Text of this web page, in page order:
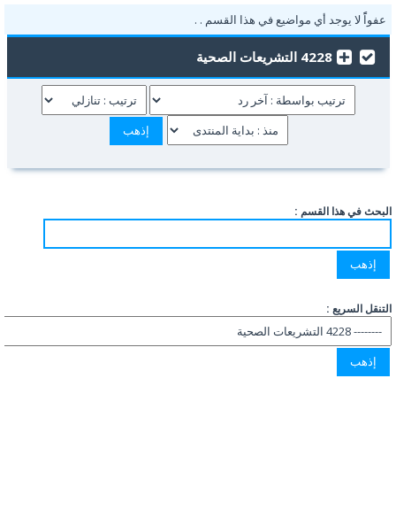
عفواًً لا يوجد أي مواضيع في هذا القسم . .
4228 التشريعات الصحية
البحث في هذا القسم :
التنقل السريع :